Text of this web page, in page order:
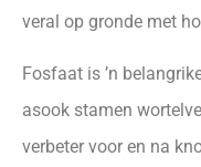
veral op gronde met
Fosfaat is ’n
asook stamen
verbeter voor en na